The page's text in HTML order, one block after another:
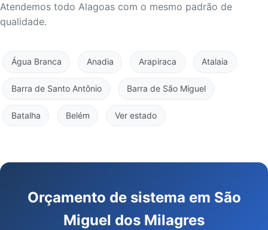
Atendemos todo Alagoas com o mesmo padrão de
qualidade.
Água Branca Anadia Arapiraca Atalaia
Barra de Santo Antônio Barra de São Miguel
Batalha Belém Ver estado
Orçamento de sistema em São
Miguel dos Milagres